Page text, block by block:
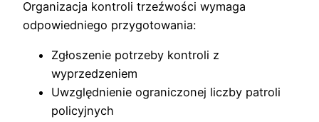
Organizacja kontroli trzeźwości wymaga
odpowiedniego przygotowania:
Zgłoszenie potrzeby kontroli z
wyprzedzeniem
Uwzględnienie ograniczonej liczby patroli
policyjnych